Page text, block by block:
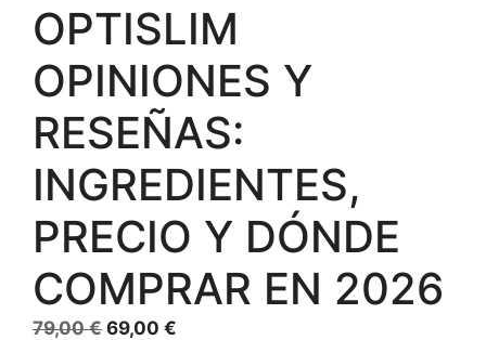
OPTISLIM
OPINIONES Y
RESEÑAS:
INGREDIENTES,
PRECIO Y DÓNDE
COMPRAR EN 2026
79,00€ El
69,00 €